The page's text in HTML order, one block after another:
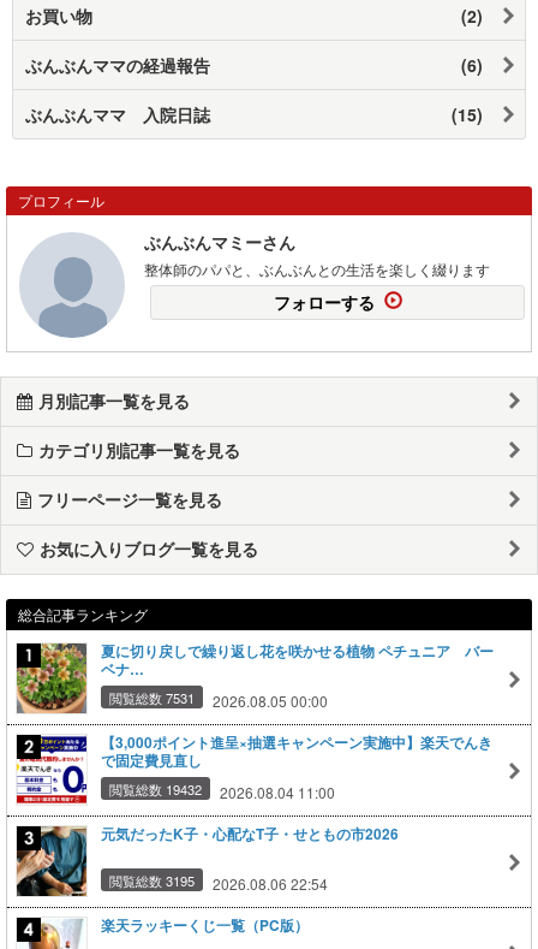
お買い物 (2)
ぶんぶんママの経過報告 (6)
ぶんぶんママ 入院日誌 (15)
プロフィール
ぶんぶんマミーさん
整体師のパパと、ぶんぶんとの生活を楽しく綴ります
フォローする
月別記事一覧を見る
カテゴリ別記事一覧を見る
フリーページ一覧を見る
お気に入りブログ一覧を見る
総合記事ランキング
夏に切り戻しで繰り返し花を咲かせる植物 ペチュニア バー
ベナ…
閲覧総数 7531 2026.08.05 00:00
【3,000ポイント進呈×抽選キャンペーン実施中】楽天でんき
で固定費見直し
閲覧総数 19432 2026.08.04 11:00
元気だったK子・心配なT子・せともの市2026
閲覧総数 3195 2026.08.06 22:54
楽天ラッキーくじ一覧（PC版）